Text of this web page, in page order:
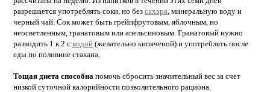
разрешается употреблять соки, но без сахара , минеральную воду и
черный чай. Сок может быть грейпфрутовым, яблочным, но
неосветленным, гранатовым или апельсиновым. Гранатовый нужно
разводить 1 к 2 с водой(желательно кипяченой) и употреблять после
еды по половине стакана.
Тощая диета способна помочь сбросить значительный вес за счет
низкой суточной калорийности позволительного рациона.